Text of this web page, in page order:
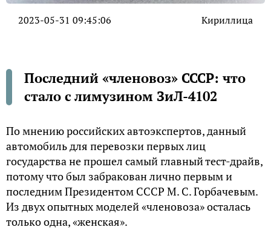
2023-05-31 09:45:06 Кириллица
Последний «членовоз» СССР: что
стало с лимузином ЗиЛ-4102
По мнению российских автоэкспертов, данный
автомобиль для перевозки первых лиц
государства не прошел самый главный тест-драйв,
потому что был забракован лично первым и
последним Президентом СССР М. С. Горбачевым.
Из двух опытных моделей «членовоза» осталась
только одна, «женская».